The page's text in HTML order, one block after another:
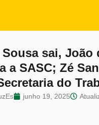
sai, João
a SASC; Zé
do
junho 19, 2025